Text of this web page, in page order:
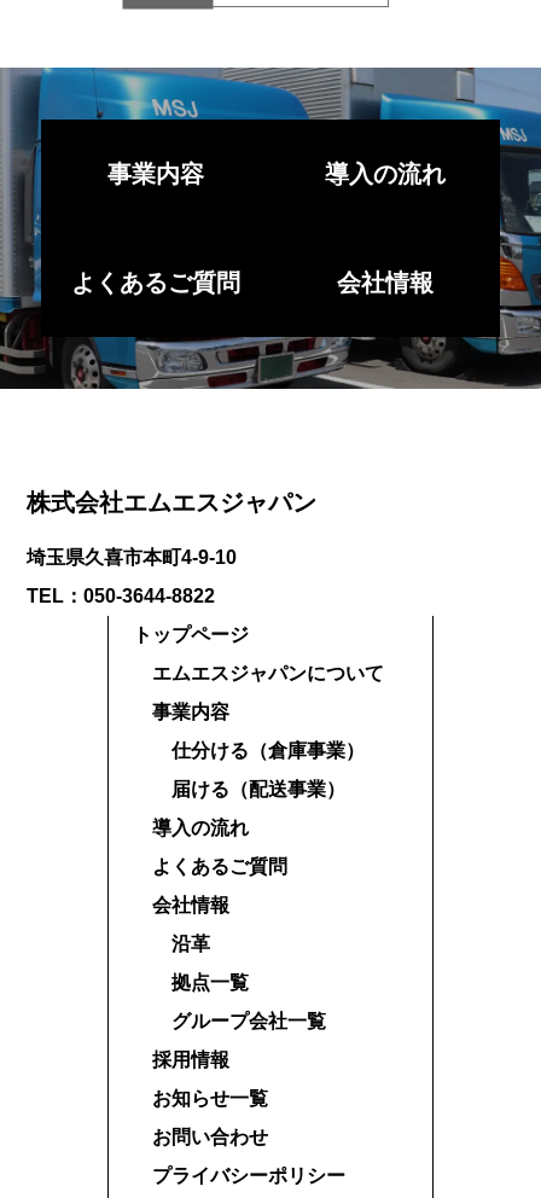
事業内容 導入の流れ
よくあるご質問 会社情報
株式会社エムエスジャパン
埼玉県久喜市本町4-9-10
TEL：050-3644-8822
トップページ
エムエスジャパンについて
事業内容
仕分ける（倉庫事業）
届ける（配送事業）
導入の流れ
よくあるご質問
会社情報
沿革
拠点一覧
グループ会社一覧
採用情報
お知らせ一覧
お問い合わせ
プライバシーポリシー